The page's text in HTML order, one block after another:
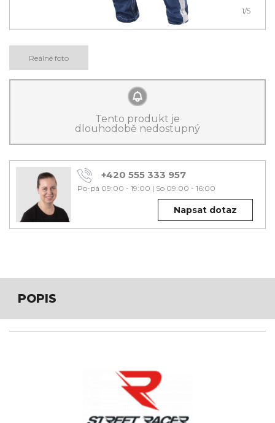
1/5
Reálné foto
Tento produkt je
dlouhodobě nedostupný
+420 555 333 957
Po-pá 09:00 - 19:00 | So 09:00 - 16:00
Napsat dotaz
POPIS